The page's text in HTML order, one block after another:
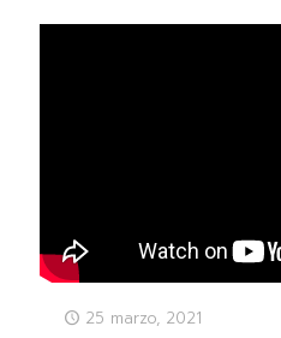
25 marzo, 2021